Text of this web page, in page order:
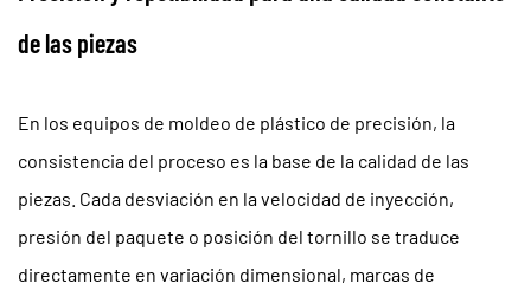
Fiabilidad
servoaccionamiento
Preparación
para
el
mantenimiento
de las piezas
En los equipos de moldeo de plástico de precisión, la
consistencia del proceso es la base de la calidad de las
piezas. Cada desviación en la velocidad de inyección,
presión del paquete o posición del tornillo se traduce
directamente en variación dimensional, marcas de